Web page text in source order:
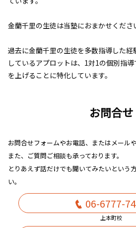
金蘭千里の生徒は当塾におまかせくださ
過去に金蘭千里の生徒を多数指導した
しているアプロットは、1対1の個別指
を上げることに特化しています。
お問合せ
お問合せフォームやお電話、またはメール
また、ご質問ご相談も承っております。
とりあえず話だけでも聞いてみたいという
い。
06-6777-
上本町校